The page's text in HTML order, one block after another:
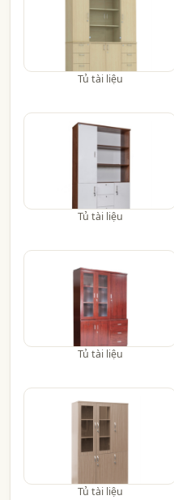
Tủ tài liệu
Tủ tài liệu
Tủ tài liệu
Tủ tài liệu